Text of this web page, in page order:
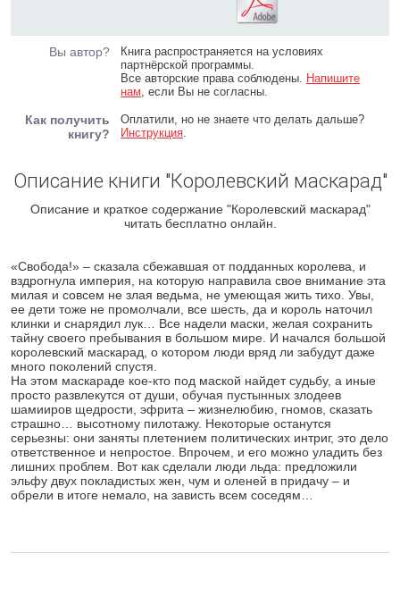
Вы автор?
Книга распространяется на условиях
партнёрской программы.
Все авторские права соблюдены. Напишите
нам, если Вы не согласны.
Как получить
книгу?
Оплатили, но не знаете что делать дальше?
Инструкция.
Описание книги "Королевский маскарад"
Описание и краткое содержание "Королевский маскарад"
читать бесплатно онлайн.
«Свобода!» – сказала сбежавшая от подданных королева, и
вздрогнула империя, на которую направила свое внимание эта
милая и совсем не злая ведьма, не умеющая жить тихо. Увы,
ее дети тоже не промолчали, все шесть, да и король наточил
клинки и снарядил лук… Все надели маски, желая сохранить
тайну своего пребывания в большом мире. И начался большой
королевский маскарад, о котором люди вряд ли забудут даже
много поколений спустя.
На этом маскараде кое-кто под маской найдет судьбу, а иные
просто развлекутся от души, обучая пустынных злодеев
шамииров щедрости, эфрита – жизнелюбию, гномов, сказать
страшно… высотному пилотажу. Некоторые останутся
серьезны: они заняты плетением политических интриг, это дело
ответственное и непростое. Впрочем, и его можно уладить без
лишних проблем. Вот как сделали люди льда: предложили
эльфу двух покладистых жен, чум и оленей в придачу – и
обрели в итоге немало, на зависть всем соседям…